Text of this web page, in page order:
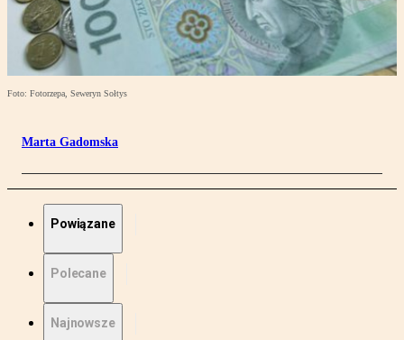
Foto: Fotorzepa, Seweryn Sołtys
Marta Gadomska
Powiązane
Polecane
Najnowsze